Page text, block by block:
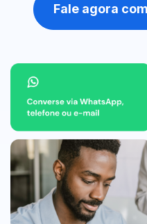
Fale agora